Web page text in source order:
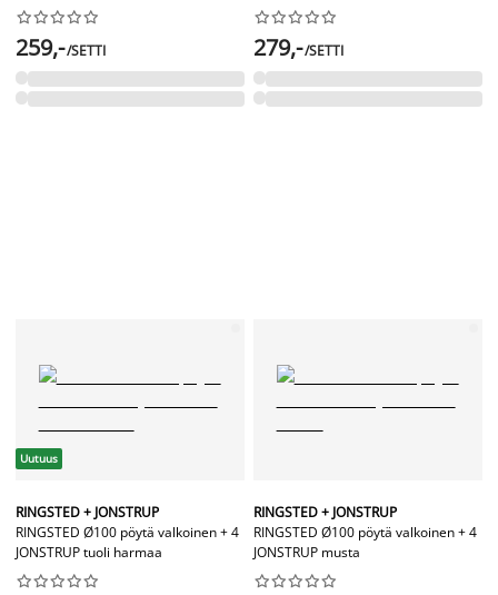






259,-/SETTI






279,-/SETTI
Uutuus
RINGSTED + JONSTRUP
RINGSTED Ø100 pöytä valkoinen + 4
JONSTRUP tuoli harmaa






RINGSTED + JONSTRUP
RINGSTED Ø100 pöytä valkoinen + 4
JONSTRUP musta





